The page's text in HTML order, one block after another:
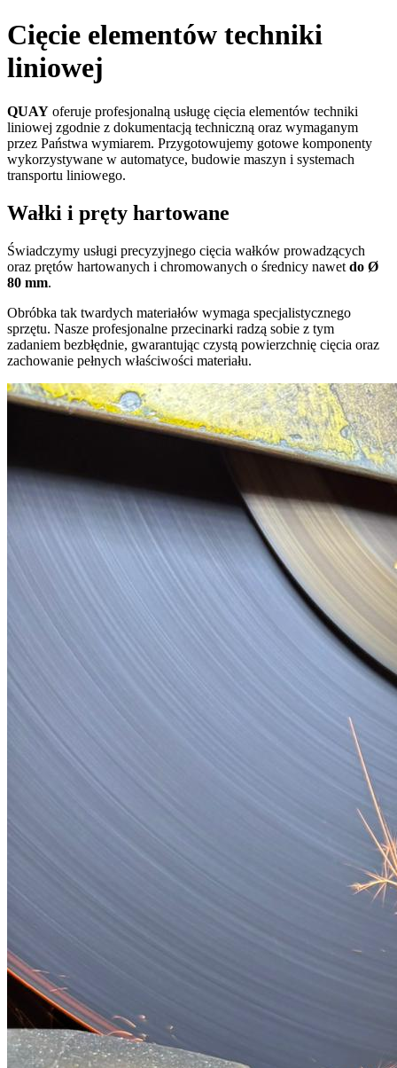
Cięcie elementów techniki
liniowej
QUAY oferuje profesjonalną usługę cięcia elementów techniki
liniowej zgodnie z dokumentacją techniczną oraz wymaganym
przez Państwa wymiarem. Przygotowujemy gotowe komponenty
wykorzystywane w automatyce, budowie maszyn i systemach
transportu liniowego.
Wałki i pręty hartowane
Świadczymy usługi precyzyjnego cięcia wałków prowadzących
oraz prętów hartowanych i chromowanych o średnicy nawet do Ø
80 mm.
Obróbka tak twardych materiałów wymaga specjalistycznego
sprzętu. Nasze profesjonalne przecinarki radzą sobie z tym
zadaniem bezbłędnie, gwarantując czystą powierzchnię cięcia oraz
zachowanie pełnych właściwości materiału.